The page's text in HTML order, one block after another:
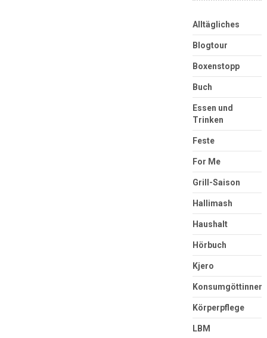
Alltägliches
Blogtour
Boxenstopp
Buch
Essen und
Trinken
Feste
For Me
Grill-Saison
Hallimash
Haushalt
Hörbuch
Kjero
Konsumgöttinnen
Körperpflege
LBM